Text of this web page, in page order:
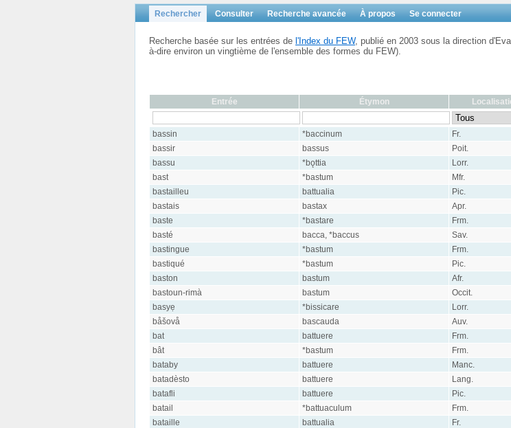
Rechercher Consulter Recherche avancée À propos Se connecter
Recherche basée sur les entrées de l'Index du FEW, publié en 2003 sous la direction
à-dire environ un vingtième de l'ensemble des formes du FEW).
Entrée Étymon
bassin *baccinum Fr.
bassir
bassus Poit.
bassu
*bǫttia Lorr.
bast
*bastum Mfr.
bastailleu
battualia Pic.
bastais
bastax Apr.
baste
*bastare Frm.
basté
bacca, *baccus Sav.
bastingue
*bastum Frm.
bastiqué
*bastum Pic.
baston
bastum Afr.
bastoun-rimà
bastum Occit.
basyẹ
*bissicare Lorr.
båšovå
bascauda Auv.
bat
battuere Frm.
bât
*bastum Frm.
bataby
battuere Manc.
batadèsto
battuere Lang.
batafli
battuere Pic.
batail
*battuaculum Frm.
bataille
battualia Fr.